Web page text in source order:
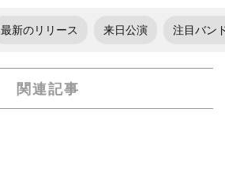
最新のリリース 来日公演 注目バン
関連記事